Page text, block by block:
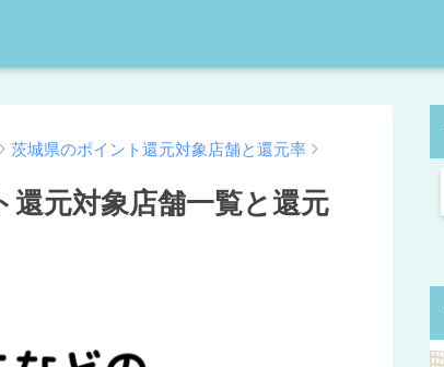
茨城県のポイント還元対象店舗と還元率
還元対象店舗一覧と還元